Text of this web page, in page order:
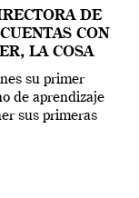
DE
CON
LA COSA
su primer
de aprendizaje
sus primeras